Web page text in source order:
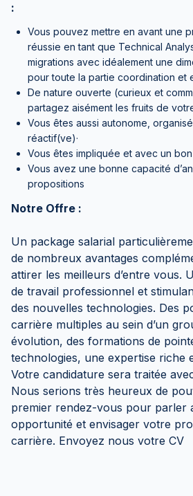
:
Vous pouvez mettre en avant une
réussie en tant que Technical
migrations avec idéalement une
pour toute la partie coordination et
De nature ouverte (curieux et
partagez aisément les fruits de
Vous êtes aussi autonome,
réactif(ve)·
Vous êtes impliquée et avec un
Vous avez une bonne capacité
propositions
Notre Offre :
Un package salarial
de nombreux avantages
attirer les meilleurs d’entre vous.
de travail professionnel et
des nouvelles technologies. Des
carrière multiples au sein d’un
évolution, des formations de
technologies, une expertise riche
Votre candidature sera traitée
Nous serions très heureux de
premier rendez-vous pour parler
opportunité et envisager votre
carrière. Envoyez nous votre CV